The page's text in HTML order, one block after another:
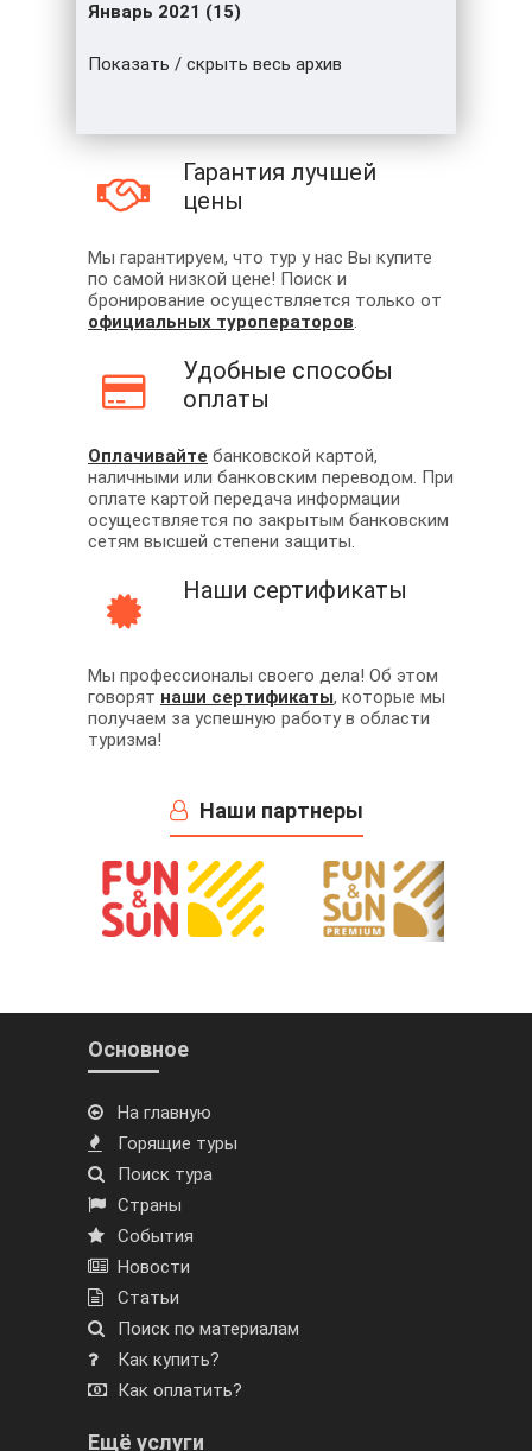
Январь 2021 (15)
Показать / скрыть весь архив
Гарантия лучшей
цены
Мы гарантируем, что тур у нас Вы купите
по самой низкой цене! Поиск и
бронирование осуществляется только от
официальных туроператоров.
Удобные способы
оплаты
Оплачивайте банковской картой,
наличными или банковским переводом. При
оплате картой передача информации
осуществляется по закрытым банковским
сетям высшей степени защиты.
Наши сертификаты
Мы профессионалы своего дела! Об этом
говорят наши сертификаты, которые мы
получаем за успешную работу в области
туризма!
Наши партнеры
Основное
На главную
Горящие туры
Поиск тура
Страны
События
Новости
Статьи
Поиск по материалам
Как купить?
Как оплатить?
Ещё услуги